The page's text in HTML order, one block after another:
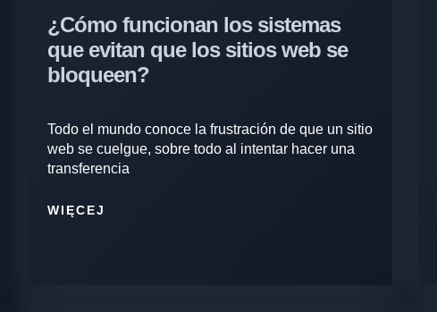
¿Cómo funcionan los sistemas
que evitan que los sitios web se
bloqueen?
Todo el mundo conoce la frustración de que un sitio
web se cuelgue, sobre todo al intentar hacer una
transferencia
WIĘCEJ